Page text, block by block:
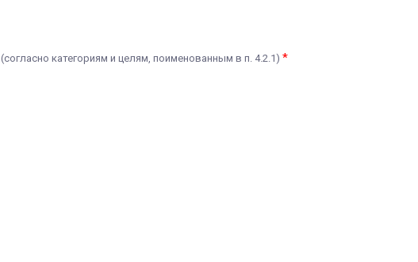
(согласно категориям и целям, поименованным в п. 4.2.1) *